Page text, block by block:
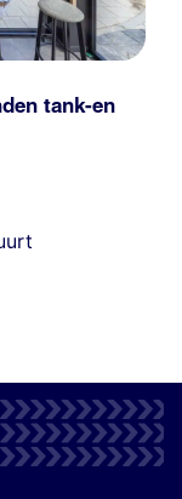
tank-en